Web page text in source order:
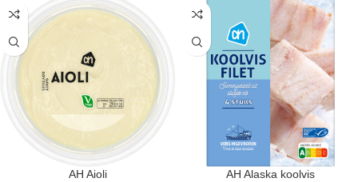
AH Aioli AH Alaska koolvis